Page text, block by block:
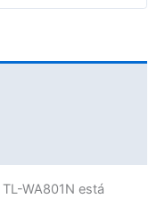
WA801N está